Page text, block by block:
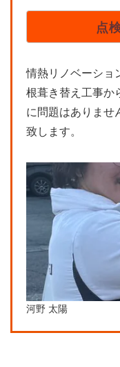
点
情熱リノベーショ
根葺き替え工事か
に問題はありませ
致します。
河野 太陽